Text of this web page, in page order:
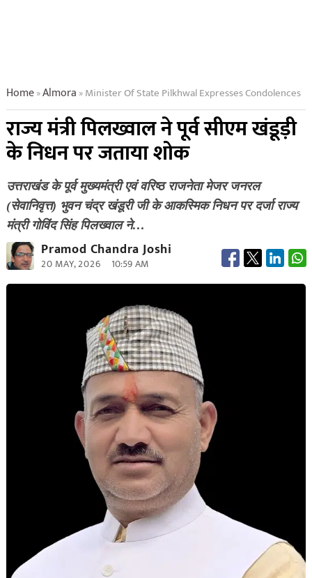
Home»Almora »Minister Of State Pilkhwal Expresses Condolences
राज्य मंत्री पिलख्वाल ने पूर्व सीएम खंडूड़ी
के निधन पर जताया शोक
उत्तराखंड के पूर्व मुख्यमंत्री एवं वरिष्ठ राजनेता मेजर जनरल
(सेवानिवृत्त) भुवन चंद्र खंडूरी जी के आकस्मिक निधन पर दर्जा राज्य
मंत्री गोविंद सिंह पिलख्वाल ने…
Pramod Chandra Joshi
20 MAY, 2026 10:59 AM